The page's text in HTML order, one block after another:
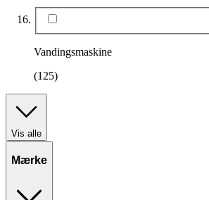
Vandingsmaskine
(125)
Vis alle
Mærke